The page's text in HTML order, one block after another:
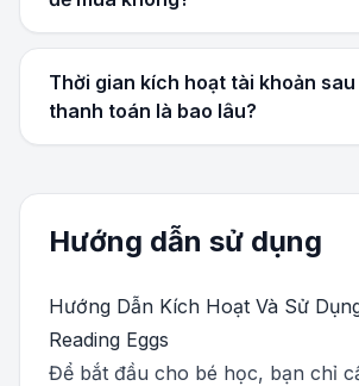
Thời gian kích hoạt tài khoản sau
thanh toán là bao lâu?
Hướng dẫn sử dụng
Hướng Dẫn Kích Hoạt Và Sử
Reading Eggs
Để bắt đầu cho bé học, bạn chỉ